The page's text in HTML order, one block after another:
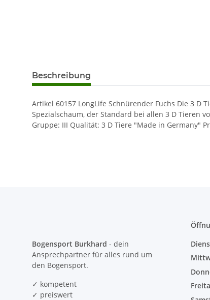
Beschreibung
Artikel 60157 LongLife Schnürender Fuchs Die 3
Spezialschaum, der Standard bei allen 3 D Tieren
Gruppe: III Qualität: 3 D Tiere "Made in Germany"
Bogensport Burkhard - dein
Ansprechpartner für alles rund um
den Bogensport.
✓ kompetent
✓ preiswert